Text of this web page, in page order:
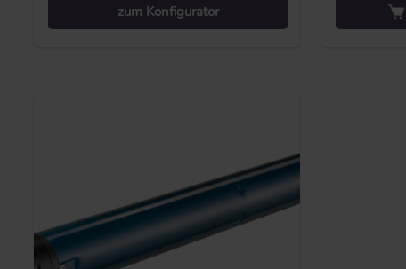
zum Konfigurator